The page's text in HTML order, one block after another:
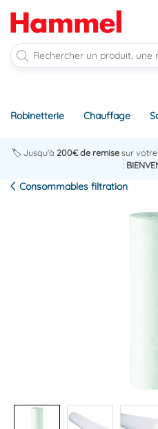
Robinetterie Chauffage
🏷️ Jusqu'à 200€ de remisesur votre
:
Consommables filtration